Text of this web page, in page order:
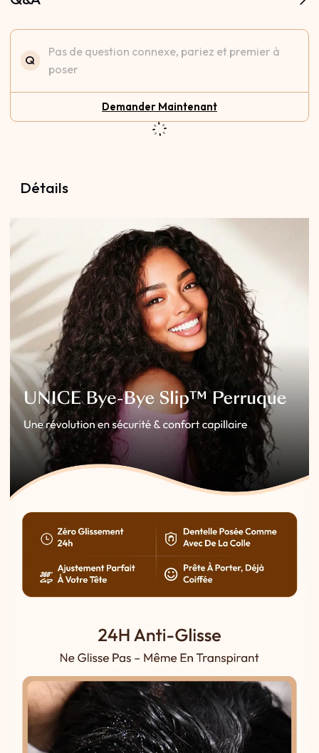
Q
Pas de question connexe, pariez et premier à
poser
Demander Maintenant
Détails